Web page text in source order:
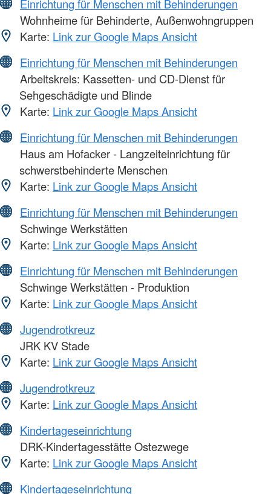
Einrichtung für Menschen mit Behinderungen
Wohnheime für Behinderte, Außenwohngruppen
Karte: Link zur Google Maps Ansicht
Einrichtung für Menschen mit Behinderungen
Arbeitskreis: Kassetten- und CD-Dienst für
Sehgeschädigte und Blinde
Karte: Link zur Google Maps Ansicht
Einrichtung für Menschen mit Behinderungen
Haus am Hofacker - Langzeiteinrichtung für
schwerstbehinderte Menschen
Karte: Link zur Google Maps Ansicht
Einrichtung für Menschen mit Behinderungen
Schwinge Werkstätten
Karte: Link zur Google Maps Ansicht
Einrichtung für Menschen mit Behinderungen
Schwinge Werkstätten - Produktion
Karte: Link zur Google Maps Ansicht
Jugendrotkreuz
JRK KV Stade
Karte: Link zur Google Maps Ansicht
Jugendrotkreuz
Karte: Link zur Google Maps Ansicht
Kindertageseinrichtung
DRK-Kindertagesstätte Ostezwege
Karte: Link zur Google Maps Ansicht
Kindertageseinrichtung